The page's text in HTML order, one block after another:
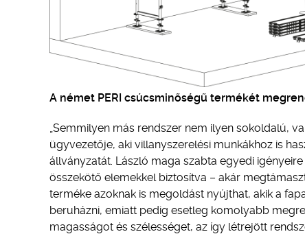
A német PERI csúcsminőségű termékét
„Semmilyen más rendszer nem ilyen sokoldalú,
ügyvezetője, aki villanyszerelési munkákhoz is
állványzatát. László maga szabta egyedi
összekötő elemekkel biztosítva – akár
terméke azoknak is megoldást nyújthat, akik a
beruházni, emiatt pedig esetleg komolyabb
magasságot és szélességet, az így létrejött